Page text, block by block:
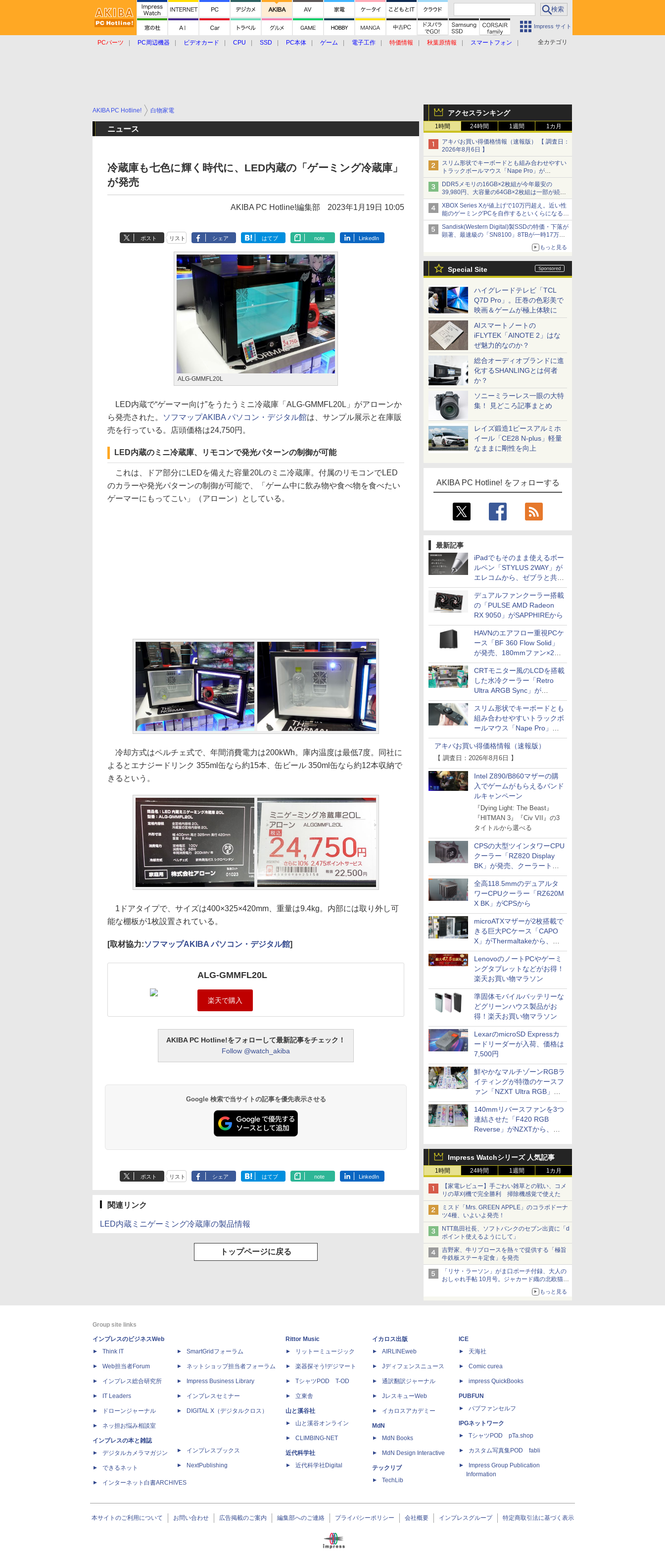
Impress サイト
全カテゴリ
PCパーツ PC周辺機器 ビデオカード CPU SSD PC本体 ゲーム 電子工作 特価情報 秋葉原情報
スマートフォン
アクセスランキング
1時間 24時間 1週間 1カ月
アキバお買い得価格情報（速報版） 【 調査日：
2026年8月6日 】
スリム形状でキーボードとも組み合わせやすい
トラックボールマウス「Nape Pro」が
Keychronから
DDR5メモリの16GB×2枚組が今年最安の
39,980円、大容量の64GB×2枚組は一部が続騰
[8月前半のメモリ価格]
XBOX Series Xが値上げで10万円超え。近い性
能のゲーミングPCを自作するといくらになる？
【石田賀津男の『酒の肴にPCゲーム』】
Sandisk(Western Digital)製SSDの特価・下落が
顕著、最速級の「SN8100」8TBが一時17万円
もっと見る
Special Site
ハイグレードテレビ「TCL
Q7D Pro」。圧巻の色彩美で
映画＆ゲームが極上体験に
AIスマートノートの
iFLYTEK「AINOTE 2」はな
ぜ魅力的なのか？
総合オーディオブランドに進
化するSHANLINGとは何者
か？
ソニーミラーレス一眼の大特
集！ 見どころ記事まとめ
レイズ鍛造1ピースアルミホ
イール「CE28 N-plus」軽量
なままに剛性を向上
AKIBA PC Hotline! をフォローする
最新記事
iPadでもそのまま使えるボー
ルペン「STYLUS 2WAY」が
エレコムから、ゼブラと共同
開発
デュアルファンクーラー搭載
の「PULSE AMD Radeon
RX 9050」がSAPPHIREから
HAVNのエアフロー重視PCケ
ース「BF 360 Flow Solid」
が発売、180mmファン×2搭
載
CRTモニター風のLCDを搭載
した水冷クーラー「Retro
Ultra ARGB Sync」が
Thermaltakeから
スリム形状でキーボードとも
組み合わせやすいトラックボ
ールマウス「Nape Pro」が
Keychronから
アキバお買い得価格情報（速報版）
【 調査日：2026年8月6日 】
Intel Z890/B860マザーの購
入でゲームがもらえるバンド
ルキャンペーン
『Dying Light: The Beast』
『HITMAN 3』『Civ VII』の3
タイトルから選べる
CPSの大型ツインタワーCPU
クーラー「RZ820 Display
BK」が発売、クーラートッ
プに5インチ液晶搭載
全高118.5mmのデュアルタ
ワーCPUクーラー「RZ620M
X BK」がCPSから
microATXマザーが2枚搭載で
きる巨大PCケース「CAPO
X」がThermaltakeから、カ
ラーは2色
LenovoのノートPCやゲーミ
ングタブレットなどがお得！
楽天お買い物マラソン
準固体モバイルバッテリーな
どグリーンハウス製品がお
得！楽天お買い物マラソン
LexarのmicroSD Expressカ
ードリーダーが入荷、価格は
7,500円
鮮やかなマルチゾーンRGBラ
イティングが特徴のケースフ
ァン「NZXT Ultra RGB」が
発売、計8製品
140mmリバースファンを3つ
連結させた「F420 RGB
Reverse」がNZXTから、単
Impress Watchシリーズ 人気記事
1時間 24時間 1週間 1カ月
【家電レビュー】手ごわい雑草との戦い、コメ
リの草刈機で完全勝利 掃除機感覚で使えた
ミスド「Mrs. GREEN APPLE」のコラボドーナ
ツ4種、いよいよ発売！
NTT島田社長、ソフトバンクのセブン出資に「d
ポイント使えるようにして」
吉野家、牛リブロースを熱々で提供する「極旨
牛鉄板ステーキ定食」を発売
「リサ・ラーソン」がま口ポーチ付録、大人の
おしゃれ手帖 10月号。ジャカード織の北欧猫デ
もっと見る
AKIBA PC Hotline! 白物家電
ニュース
冷蔵庫も七色に輝く時代に、LED内蔵の「ゲーミング冷蔵庫」
が発売
AKIBA PC Hotline!編集部 2023年1月19日 10:05
ポスト リスト シェア はてブ note LinkedIn
ALG-GMMFL20L
LED内蔵で“ゲーマー向け”をうたうミニ冷蔵庫「ALG-GMMFL20L」がアローンか
ら発売された。
ソフマップAKIBA パソコン・デジタル館は、サンプル展示と在庫販
売を行っている。店頭価格は24,750円。
LED内蔵のミニ冷蔵庫、リモコンで発光パターンの制御が可能
これは、ドア部分にLEDを備えた容量20Lのミニ冷蔵庫。付属のリモコンでLED
のカラーや発光パターンの制御が可能で、「ゲーム中に飲み物や食べ物を食べたい
ゲーマーにもってこい」（アローン）としている。
冷却方式はペルチェ式で、年間消費電力は200kWh。庫内温度は最低7度。同社に
よるとエナジードリンク 355ml缶なら約15本、缶ビール 350ml缶なら約12本収納で
きるという。
1ドアタイプで、サイズは400×325×420mm、重量は9.4kg。内部には取り外し可
能な棚板が1枚設置されている。
[取材協力:ソフマップAKIBA パソコン・デジタル館]
ALG-GMMFL20L
AKIBA PC Hotline!をフォローして最新記事をチェック！
Follow @watch_akiba
Google 検索で当サイトの記事を優先表示させる
ポスト リスト シェア はてブ note LinkedIn
関連リンク
LED内蔵ミニゲーミング冷蔵庫の製品情報
トップページに戻る
Group site links
インプレスのビジネスWeb
Think IT
Web担当者Forum
インプレス総合研究所
IT Leaders
ドローンジャーナル
ネッ担お悩み相談室
インプレスの本と雑誌
デジタルカメラマガジン
できるネット
インターネット白書ARCHIVES
SmartGridフォーラム
ネットショップ担当者フォーラム
Impress Business Library
インプレスセミナー
DIGITAL X（デジタルクロス）
インプレスブックス
NextPublishing
Rittor Music
リットーミュージック
楽器探そう!デジマート
TシャツPOD T-OD
立東舎
山と溪谷社
山と溪谷オンライン
CLIMBING-NET
近代科学社
近代科学社Digital
イカロス出版
AIRLINEweb
Jディフェンスニュース
通訳翻訳ジャーナル
JレスキューWeb
イカロスアカデミー
MdN
MdN Books
MdN Design Interactive
テックリブ
TechLib
ICE
天海社
Comic curea
impress QuickBooks
PUBFUN
パブファンセルフ
IPGネットワーク
TシャツPOD pTa.shop
カスタム写真集POD fabli
Impress Group Publication
Information
本サイトのご利用について お問い合わせ 広告掲載のご案内 編集部へのご連絡 プライバシーポリシー 会社概要 インプレスグループ 特定商取引法に基づく表示